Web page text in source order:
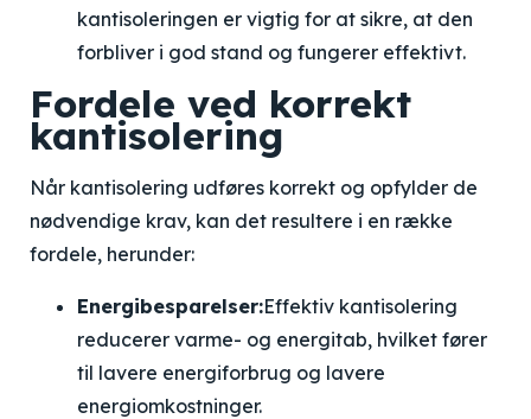
kantisoleringen er vigtig for at sikre, at den
forbliver i god stand og fungerer effektivt.
Fordele ved korrekt
kantisolering
Når kantisolering udføres korrekt og opfylder de
nødvendige krav, kan det resultere i en række
fordele, herunder:
Energibesparelser:Effektiv kantisolering
reducerer varme- og energitab, hvilket fører
til lavere energiforbrug og lavere
energiomkostninger.